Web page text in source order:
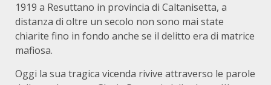
1919 a Resuttano in provincia di Caltanisetta, a
distanza di oltre un secolo non sono mai state
chiarite fino in fondo anche se il delitto era di matrice
mafiosa.
Oggi la sua tragica vicenda rivive attraverso le parole